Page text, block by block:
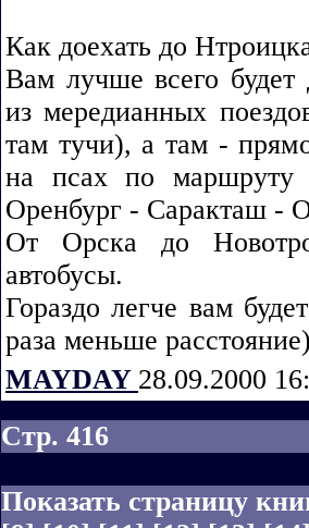
Как доехать до
Вам лучше всего
из мередианных
там тучи), а там -
на псах по
Оренбург - Саракташ -
От Орска до
автобусы.
Гораздо легче вам
раза меньше
MAYDAY 28.09.2000
Стр. 416
Показать страницу